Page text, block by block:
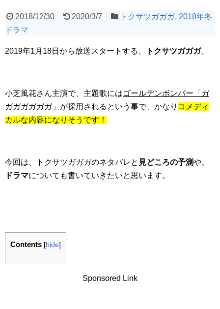
2018/12/30 2020/3/7 トクサツガガガ, 2018年冬
ドラマ
2019年1月18日から放送スタートする、 トクサツガガガ。
小芝風花さん主演で、主題歌にはゴールデンボンバー「ガ
ガガガガガガ」 が採用されるという事で、かなり コメディ
カルな内容になりそうです！
今回は、トクサツガガガのネタバレと 見どころの予測や、
ドラマについても書いていきたいと思います。
Contents [hide]
Sponsored Link